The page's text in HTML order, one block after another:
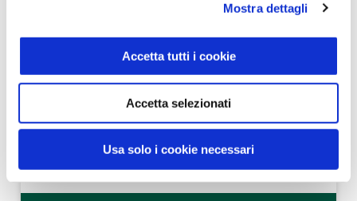
Mostra dettagli
Accetta tutti i cookie
Accetta selezionati
Usa solo i cookie necessari
Cotechino Modena IGP 500 g